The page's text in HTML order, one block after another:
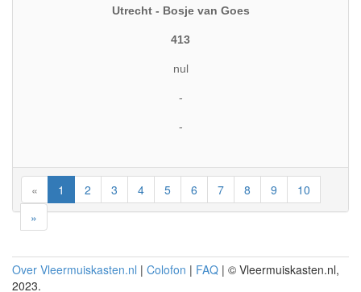
Utrecht - Bosje van Goes
413
nul
-
-
« 1 2 3 4 5 6 7 8 9
10
»
Over Vleermuiskasten.nl | Colofon | FAQ | © Vleermuiskasten.nl,
2023.